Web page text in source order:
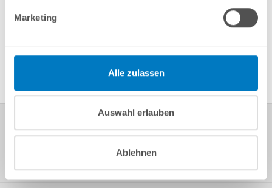
Marketing
Alle zulassen
Auswahl erlauben
Ablehnen
Kundeninformationen